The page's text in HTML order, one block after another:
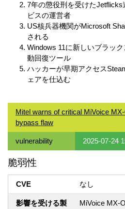
7年の懲役刑を受けた
ビスの運営者
US核兵器機関がMicrosoft
される
Windows 11に新しいブラッ
動回復ツール
ハッカーが早期アクセス
ェアを仕込む
Mitel warns of critical MiVoice
bypass flaw
vulnerability 2025-07-24
脆弱性
CVE なし
影響を受ける製
MiVoice MX-